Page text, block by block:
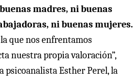
madres, ni buenas
ni buenas mujeres.
que nos enfrentamos
nuestra propia valoración”,
psicoanalista Esther Perel, la